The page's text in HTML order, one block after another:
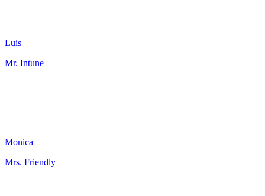
Luis
Mr. Intune
Monica
Mrs. Friendly